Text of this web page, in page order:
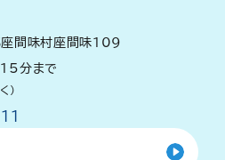
間味村座間味109
分まで
）